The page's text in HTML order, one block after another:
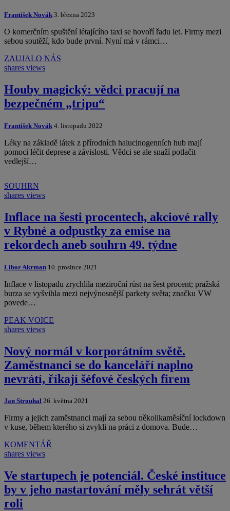
František Novák 3. března 2023
O komerčním spuštění létajícího taxi se hovoří řadu let. Firmy mezi
sebou soutěží, kdo bude první. Nyní má v rámci…
ZAUJALO NÁS
shares views
Houby magický: vědci pracují na
bezpečném „tripu“
František Novák 4. listopadu 2022
Léky na základě látek z přírodních halucinogenních hub mají
pomoci léčit deprese a závislosti. Vědci se ale snaží potlačit
vedlejší…
SOUHRN
shares views
Inflace na šesti procentech, akciové rally
v Rybné a odpustky za emise na
rekordech aneb souhrn 49. týdne
Libor Akrman 10. prosince 2021
Inflace v listopadu zrychlila meziroční růst na šest procent; pražská
burza se vyšvihla mezi nejvýnosnější parkety světa; značku VW
povede…
PEAK VOICE
shares views
Nový normál v korporátním světě.
Zaměstnanci se do kanceláří naplno
nevrátí, říkají šéfové českých firem
Jan Strouhal 26. května 2021
Firmy a jejich zaměstnanci mají za sebou několikaměsíční lockdown
v kuse, během kterého si zvykli na práci z domova. Bude…
KOMENTÁŘ
shares views
Ve startupech je potenciál. České instituce
by v jeho nastartování měly sehrát větší
roli